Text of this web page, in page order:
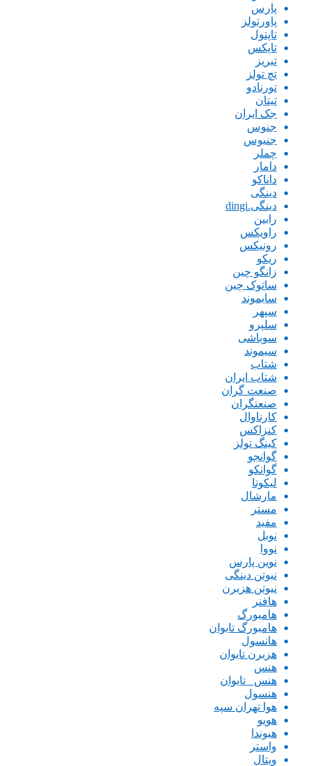
پارس
پاورتولز
تاپتول
تاپکس
تبریز
تچ تولز
تورنادو
تیتان
جک ایران
جنوس
جنیوس
چملر
دامار
داناکو
دینگی
دینگی.dingi
رابین
راویکس
رونیکس
ریکو
زانگو چین
ساتوک چین
سایموند
سپهر
سلپرو
سوباشی
سیموند
شتاب
شتاب ایران
صنعت گران
صنعتگران
کارناوال
کنزاکس
کینگ تولز
گوانجو
گوانکو
لیکوتا
مارشال
مستر
مفید
نوبل
نووا
نوین پارس
نیوتن دینگی
نیوتن هزبرن
هافنر
هامبورگ
هامبورگ تایوان
هانسول
هزبرن تایوان
هنس
هنس _تایوان
هنسول
هوا تهران سپه
هویو
هیوندا
واستر
ویتال